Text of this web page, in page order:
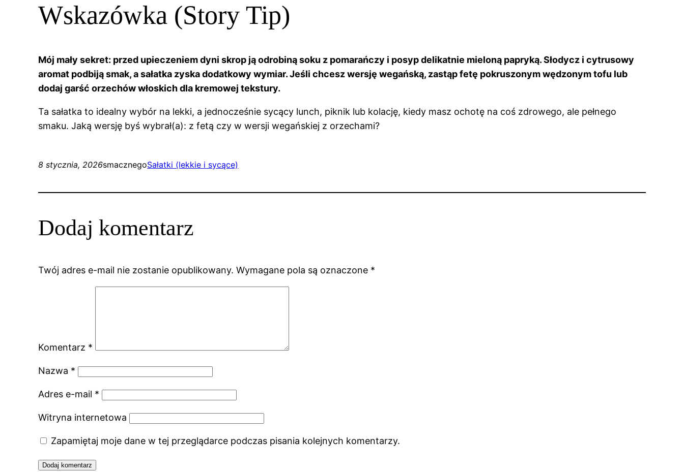
Wskazówka (Story Tip)
Mój mały sekret: przed upieczeniem dyni skrop ją odrobiną soku z pomarańczy i posyp delikatnie mieloną papryką. Słodycz i cytrusowy
aromat podbiją smak, a sałatka zyska dodatkowy wymiar. Jeśli chcesz wersję wegańską, zastąp fetę pokruszonym wędzonym tofu lub
dodaj garść orzechów włoskich dla kremowej tekstury.
Ta sałatka to idealny wybór na lekki, a jednocześnie sycący lunch, piknik lub kolację, kiedy masz ochotę na coś zdrowego, ale pełnego
smaku. Jaką wersję byś wybrał(a): z fetą czy w wersji wegańskiej z orzechami?
8 stycznia, 2026smacznegoSałatki (lekkie i sycące)
Dodaj komentarz
Twój adres e-mail nie zostanie opublikowany. Wymagane pola są oznaczone *
Komentarz *
Nazwa *
Adres e-mail *
Witryna internetowa
Zapamiętaj moje dane w tej przeglądarce podczas pisania kolejnych komentarzy.